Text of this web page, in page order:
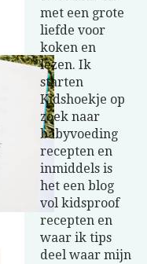
met een grote
liefde voor
koken en
lezen. Ik
starten
Kidshoekje op
zoek naar
babyvoeding
recepten en
inmiddels is
het een blog
vol kidsproof
recepten en
waar ik tips
deel waar mijn